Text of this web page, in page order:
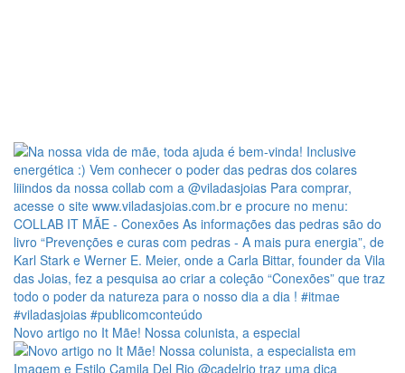
Novo artigo no It Mãe! Nossa colunista, a especial